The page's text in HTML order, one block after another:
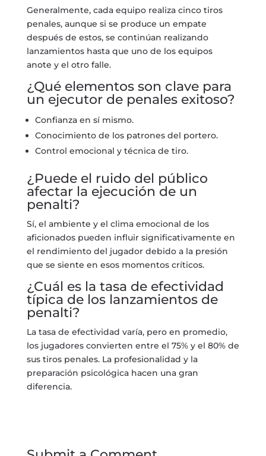
Generalmente, cada equipo realiza cinco tiros
penales, aunque si se produce un empate
después de estos, se continúan realizando
lanzamientos hasta que uno de los equipos
anote y el otro falle.
¿Qué elementos son clave para
un ejecutor de penales exitoso?
Confianza en sí mismo.
Conocimiento de los patrones del portero.
Control emocional y técnica de tiro.
¿Puede el ruido del público
afectar la ejecución de un
penalti?
Sí, el ambiente y el clima emocional de los
aficionados pueden influir significativamente en
el rendimiento del jugador debido a la presión
que se siente en esos momentos críticos.
¿Cuál es la tasa de efectividad
típica de los lanzamientos de
penalti?
La tasa de efectividad varía, pero en promedio,
los jugadores convierten entre el 75% y el 80% de
sus tiros penales. La profesionalidad y la
preparación psicológica hacen una gran
diferencia.